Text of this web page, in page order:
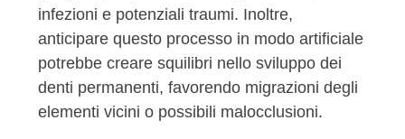
infezioni e potenziali traumi. Inoltre,
anticipare questo processo in modo artificiale
potrebbe creare squilibri nello sviluppo dei
denti permanenti, favorendo migrazioni degli
elementi vicini o possibili malocclusioni.